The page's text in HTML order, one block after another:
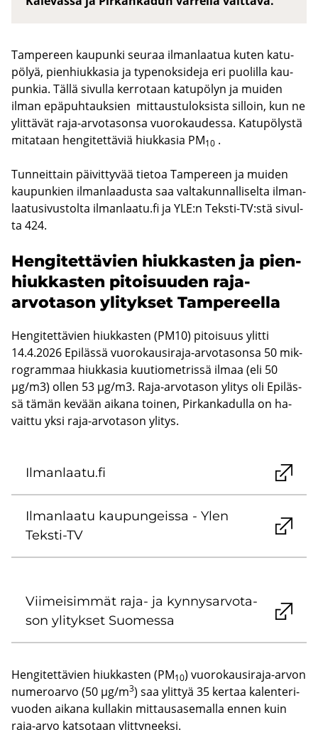
Tam­pe­reen kau­pun­ki seu­raa il­man­laa­tua kuten ka­tu­
pö­lyä, pien­hiuk­ka­sia ja ty­pe­nok­si­de­ja eri puo­lil­la kau­
pun­kia. Tällä si­vul­la ker­ro­taan ka­tu­pö­lyn ja mui­den
ilman epä­puh­tauk­sien mit­taus­tu­lok­sis­ta sil­loin, kun ne
ylit­tä­vät raja-​arvotasonsa vuo­ro­kau­des­sa. Ka­tu­pö­lys­tä
mi­ta­taan hen­gi­tet­tä­viä hiuk­ka­sia PM10 .
Tun­neit­tain päi­vit­ty­vää tie­toa Tam­pe­reen ja mui­den
kau­pun­kien il­man­laa­dus­ta saa val­ta­kun­nal­li­sel­ta il­man­
laa­tusi­vus­tol­ta il­man­laa­tu.fi ja YLE:n Teksti-​TV:stä si­vul­
ta 424.
Hen­gi­tet­tä­vien hiuk­kas­ten ja pien­
hiuk­kas­ten pi­toi­suu­den raja-​
arvotason yli­tyk­set Tam­pe­reel­la
Hen­gi­tet­tä­vien hiuk­kas­ten (PM10) pi­toi­suus ylit­ti
14.4.2026 Epi­läs­sä vuorokausiraja-​arvotasonsa 50 mik­
ro­gram­maa hiuk­ka­sia kuu­tio­met­ris­sä ilmaa (eli 50
µg/m3) ollen 53 µg/m3. Raja-​arvotason yli­tys oli Epi­läs­
sä tämän ke­vään ai­ka­na toi­nen, Pir­kan­ka­dul­la on ha­
vait­tu yksi raja-​arvotason yli­tys.
Il­man­laa­tu.fi
Il­man­laa­tu kau­pun­geis­sa - Ylen
Teksti-​TV
Vii­mei­sim­mät raja- ja kyn­ny­sar­vo­ta­
son yli­tyk­set Suo­mes­sa
Hen­gi­tet­tä­vien hiuk­kas­ten (PM10) vuorokausiraja-​arvon
nu­me­roar­vo (50 µg/m3) saa ylit­tyä 35 ker­taa ka­len­te­ri­
vuo­den ai­ka­na kul­la­kin mit­taus­a­se­mal­la ennen kuin
raja-​arvo kat­so­taan ylit­ty­neek­si.